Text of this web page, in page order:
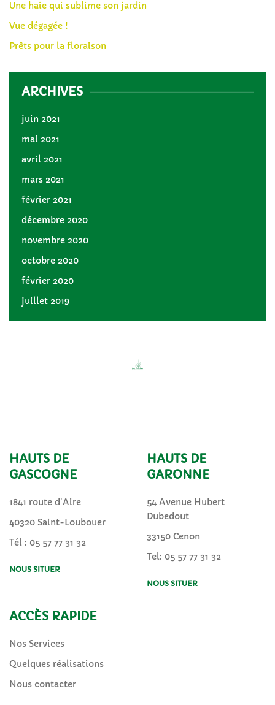
Une haie qui sublime son jardin
Vue dégagée !
Prêts pour la floraison
ARCHIVES
juin 2021
mai 2021
avril 2021
mars 2021
février 2021
décembre 2020
novembre 2020
octobre 2020
février 2020
juillet 2019
HAUTS DE
GASCOGNE
1841 route d'Aire
40320 Saint-Loubouer
Tél : 05 57 77 31 32
NOUS SITUER
HAUTS DE
GARONNE
54 Avenue Hubert
Dubedout
33150 Cenon
Tel: 05 57 77 31 32
NOUS SITUER
ACCÈS RAPIDE
Nos Services
Quelques réalisations
Nous contacter